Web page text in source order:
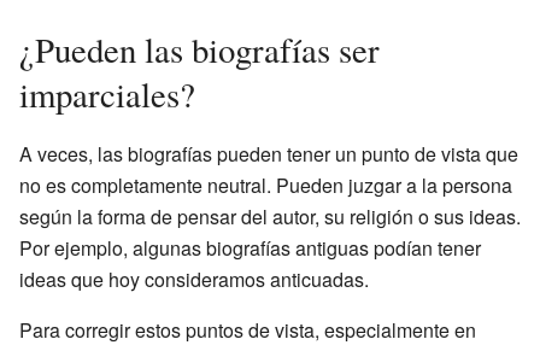
¿Pueden las biografías ser
imparciales?
A veces, las biografías pueden tener un punto de vista que
no es completamente neutral. Pueden juzgar a la persona
según la forma de pensar del autor, su religión o sus ideas.
Por ejemplo, algunas biografías antiguas podían tener
ideas que hoy consideramos anticuadas.
Para corregir estos puntos de vista, especialmente en